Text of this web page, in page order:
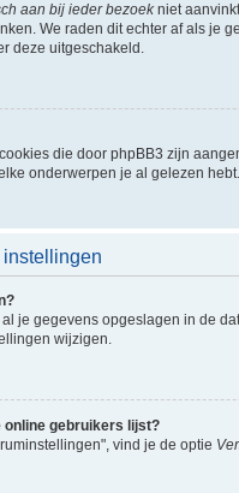
aan bij ieder bezoekniet
We raden dit echter af als je
deze uitgeschakeld.
die door phpBB3 zijn
onderwerpen je al gelezen hebt.
je gegevens opgeslagen in de
wijzigen.
online gebruikers lijst?
vind je de optie